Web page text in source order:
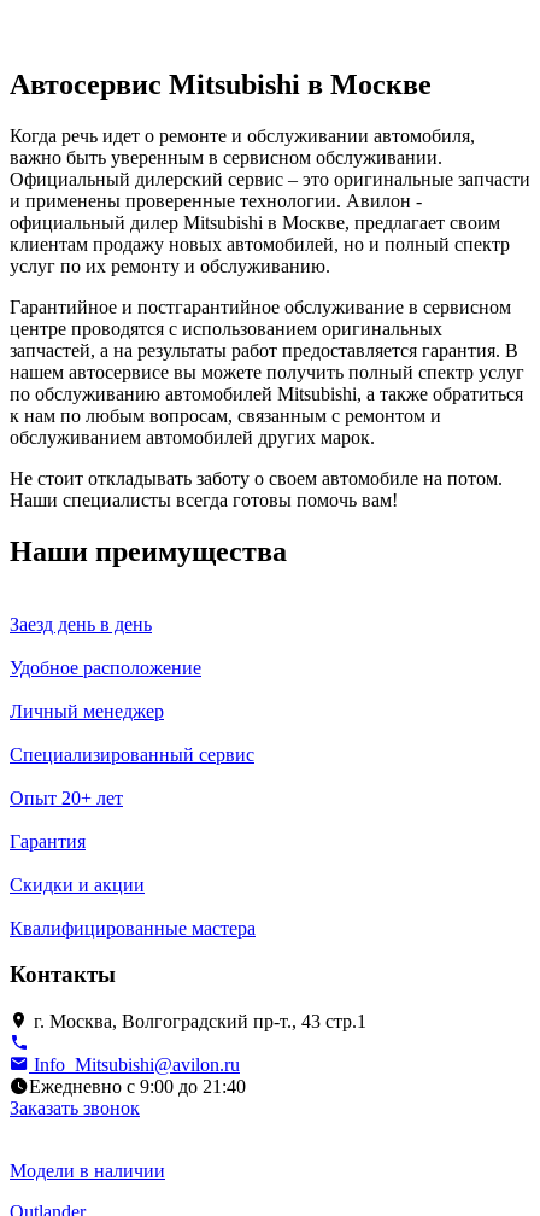
Автосервис Mitsubishi в Москве
Когда речь идет о ремонте и обслуживании автомобиля,
важно быть уверенным в сервисном обслуживании.
Официальный дилерский сервис – это оригинальные запчасти
и применены проверенные технологии. Авилон -
официальный дилер Mitsubishi в Москве, предлагает своим
клиентам продажу новых автомобилей, но и полный спектр
услуг по их ремонту и обслуживанию.
Гарантийное и постгарантийное обслуживание в сервисном
центре проводятся с использованием оригинальных
запчастей, а на результаты работ предоставляется гарантия. В
нашем автосервисе вы можете получить полный спектр услуг
по обслуживанию автомобилей Mitsubishi, а также обратиться
к нам по любым вопросам, связанным с ремонтом и
обслуживанием автомобилей других марок.
Не стоит откладывать заботу о своем автомобиле на потом.
Наши специалисты всегда готовы помочь вам!
Наши преимущества
Заезд день в день
Удобное расположение
Личный менеджер
Специализированный сервис
Опыт 20+ лет
Гарантия
Скидки и акции
Квалифицированные мастера
Контакты
г. Москва, Волгоградский пр-т., 43 стр.1
Info_Mitsubishi@avilon.ru
Ежедневно с 9:00 до 21:40
Заказать звонок
Модели в наличии
Outlander